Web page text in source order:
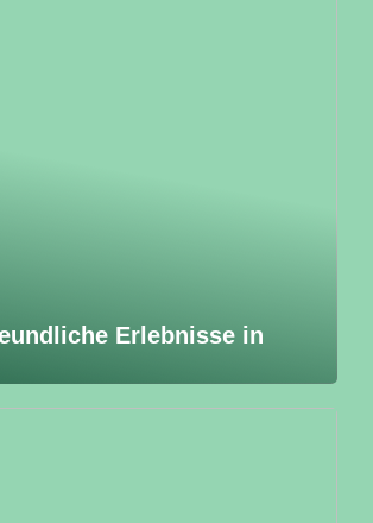
Erlebnisse in